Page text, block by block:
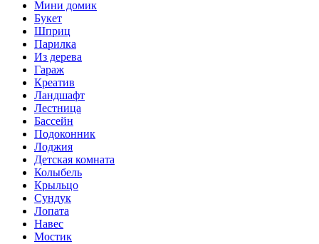
Мини домик
Букет
Шприц
Парилка
Из дерева
Гараж
Креатив
Ландшафт
Лестница
Бассейн
Подоконник
Лоджия
Детская комната
Колыбель
Крыльцо
Сундук
Лопата
Навес
Мостик